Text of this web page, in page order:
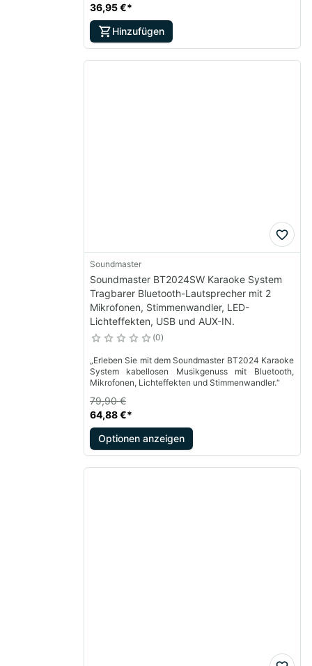
36,95 €*
Hinzufügen
Soundmaster
Soundmaster BT2024SW Karaoke System
Tragbarer Bluetooth-Lautsprecher mit 2
Mikrofonen, Stimmenwandler, LED-
Lichteffekten, USB und AUX-IN.
0
„Erleben Sie mit dem Soundmaster BT2024 Karaoke
System kabellosen Musikgenuss mit Bluetooth,
Mikrofonen, Lichteffekten und Stimmenwandler.“
64,88 €*
79,90 €
Optionen anzeigen